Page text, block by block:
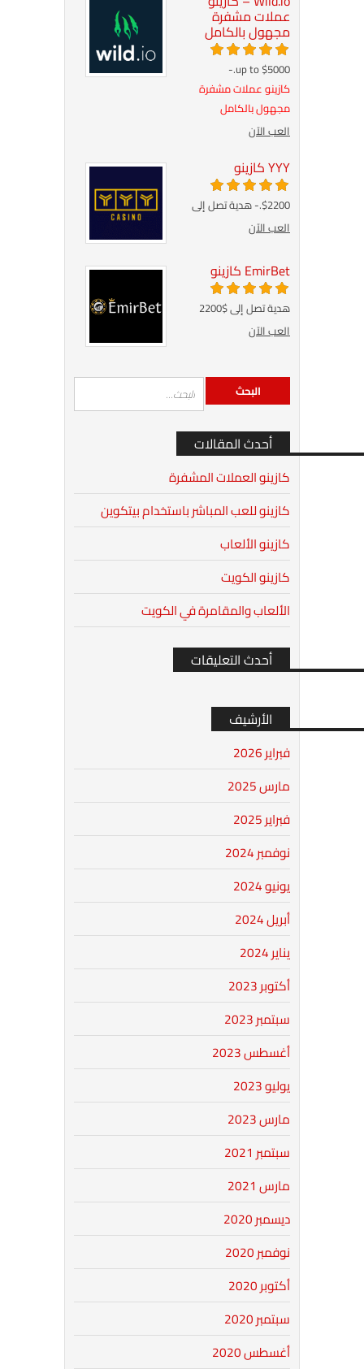
عملات مشفرة
مجهول بالكامل
up to $5000.-
كازينو عملات مشفرة
مجهول بالكامل
العب الآن
YYY كازينو
$2200.- هدية تصل إلى
العب الآن
EmirBet كازينو
هدية تصل إلى $2200
العب الآن
أحدث المقالات
كازينو العملات المشفرة
كازينو للعب المباشر باستخدام بيتكوين
كازينو الألعاب
كازينو الكويت
الألعاب والمقامرة في الكويت
أحدث التعليقات
الأرشيف
فبراير 2026
مارس 2025
فبراير 2025
نوفمبر 2024
يونيو 2024
أبريل 2024
يناير 2024
أكتوبر 2023
سبتمبر 2023
أغسطس 2023
يوليو 2023
مارس 2023
سبتمبر 2021
مارس 2021
ديسمبر 2020
نوفمبر 2020
أكتوبر 2020
سبتمبر 2020
أغسطس 2020